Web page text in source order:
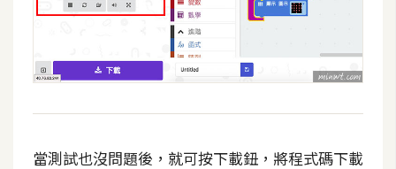
全
導
覽
合
當測試也沒問題後，就可按下載鈕，將程式碼下載